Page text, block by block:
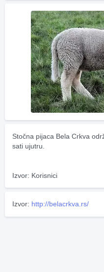
Stočna pijaca Bela Crkva
sati ujutru.
Izvor: Korisnici
Izvor: http://belacrkva.rs/